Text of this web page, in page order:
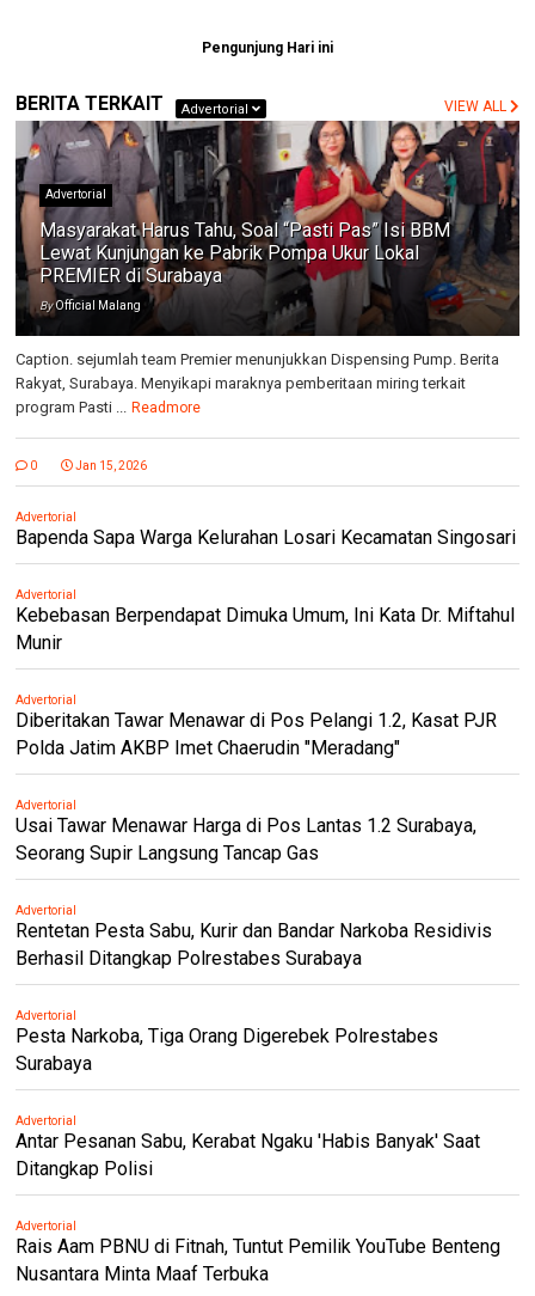
Pengunjung Hari ini
BERITA TERKAIT Advertorial VIEW ALL
Advertorial
Masyarakat Harus Tahu, Soal “Pasti Pas” Isi BBM
Lewat Kunjungan ke Pabrik Pompa Ukur Lokal
PREMIER di Surabaya
ByOfficial Malang
Caption. sejumlah team Premier menunjukkan Dispensing Pump. Berita
Rakyat, Surabaya. Menyikapi maraknya pemberitaan miring terkait
program Pasti ...
Readmore
0 Jan 15, 2026
Advertorial
Bapenda Sapa Warga Kelurahan Losari Kecamatan Singosari
Advertorial
Kebebasan Berpendapat Dimuka Umum, Ini Kata Dr. Miftahul
Munir
Advertorial
Diberitakan Tawar Menawar di Pos Pelangi 1.2, Kasat PJR
Polda Jatim AKBP Imet Chaerudin "Meradang"
Advertorial
Usai Tawar Menawar Harga di Pos Lantas 1.2 Surabaya,
Seorang Supir Langsung Tancap Gas
Advertorial
Rentetan Pesta Sabu, Kurir dan Bandar Narkoba Residivis
Berhasil Ditangkap Polrestabes Surabaya
Advertorial
Pesta Narkoba, Tiga Orang Digerebek Polrestabes
Surabaya
Advertorial
Antar Pesanan Sabu, Kerabat Ngaku 'Habis Banyak' Saat
Ditangkap Polisi
Advertorial
Rais Aam PBNU di Fitnah, Tuntut Pemilik YouTube Benteng
Nusantara Minta Maaf Terbuka